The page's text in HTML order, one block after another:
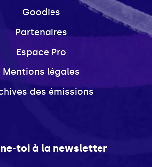
Goodies
Partenaires
Espace Pro
Mentions légales
des émissions
toi à la newsletter